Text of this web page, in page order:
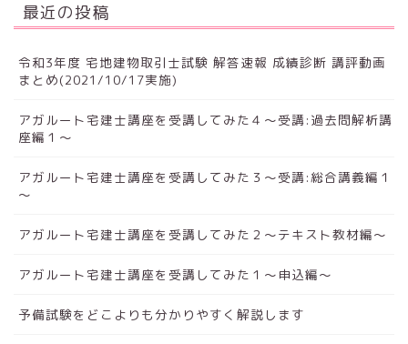
最近の投稿
令和3年度 宅地建物取引士試験 解答速報 成績診断 講評動画
まとめ(2021/10/17実施)
アガルート宅建士講座を受講してみた４～受講:過去問解析講
座編１～
アガルート宅建士講座を受講してみた３～受講:総合講義編１
～
アガルート宅建士講座を受講してみた２～テキスト教材編～
アガルート宅建士講座を受講してみた１～申込編～
予備試験をどこよりも分かりやすく解説します